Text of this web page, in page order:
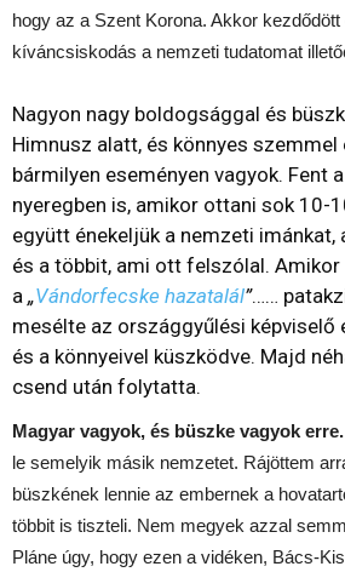
hogy az a Szent Korona. Akkor
kíváncsiskodás a nemzeti tudatomat
Nagyon nagy boldogsággal és
Himnusz alatt, és könnyes szemmel
bármilyen eseményen vagyok. Fent
nyeregben is, amikor ottani sok 10-
együtt énekeljük a nemzeti imánkat,
és a többit, ami ott felszólal. Amikor
a „Vándorfecske hazatalál”……
mesélte az országgyűlési képviselő
és a könnyeivel küszködve. Majd
csend után folytatta.
Magyar vagyok, és büszke vagyok erre.
le semelyik másik nemzetet. Rájöttem
büszkének lennie az embernek a
többit is tiszteli. Nem megyek azzal
Pláne úgy, hogy ezen a vidéken, Bács-